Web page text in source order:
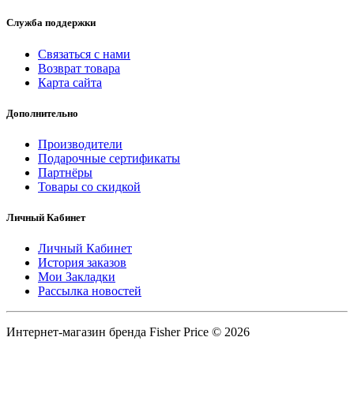
Служба поддержки
Связаться с нами
Возврат товара
Карта сайта
Дополнительно
Производители
Подарочные сертификаты
Партнёры
Товары со скидкой
Личный Кабинет
Личный Кабинет
История заказов
Мои Закладки
Рассылка новостей
Интернет-магазин бренда Fisher Price © 2026